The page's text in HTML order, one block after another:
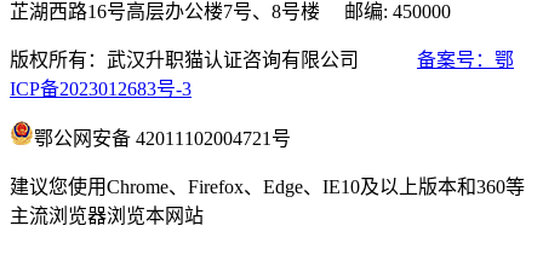
芷湖西路16号高层办公楼7号、8号楼 邮编: 450000
版权所有：武汉升职猫认证咨询有限公司 备案号：鄂
ICP备2023012683号-3
鄂公网安备 42011102004721号
建议您使用Chrome、Firefox、Edge、IE10及以上版本和360等
主流浏览器浏览本网站